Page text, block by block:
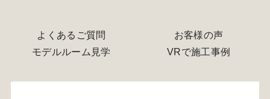
よくあるご質問
お客様の声
モデルルーム見学
VRで施工事例